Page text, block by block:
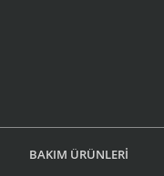
BAKIM ÜRÜNLERİ